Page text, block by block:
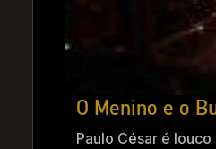
O Menino e o
Paulo César é